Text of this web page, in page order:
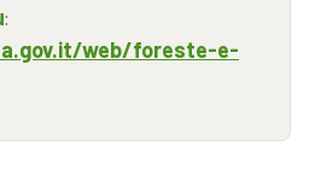
:
web/foreste-e-